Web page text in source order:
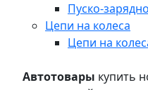
Пуско-
Цепи на колеса
Цепи на
Автотовары купить